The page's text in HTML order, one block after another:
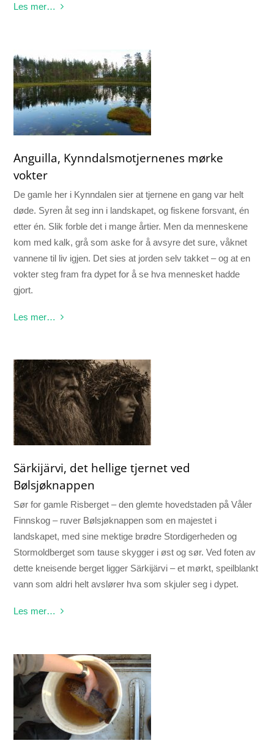
Les mer…
Anguilla, Kynndalsmotjernenes mørke
vokter
De gamle her i Kynndalen sier at tjernene en gang var helt
døde. Syren åt seg inn i landskapet, og fiskene forsvant, én
etter én. Slik forble det i mange årtier. Men da menneskene
kom med kalk, grå som aske for å avsyre det sure, våknet
vannene til liv igjen. Det sies at jorden selv takket – og at en
vokter steg fram fra dypet for å se hva mennesket hadde
gjort.
Les mer…
Särkijärvi, det hellige tjernet ved
Bølsjøknappen
Sør for gamle Risberget – den glemte hovedstaden på Våler
Finnskog – ruver Bølsjøknappen som en majestet i
landskapet, med sine mektige brødre Stordigerheden og
Stormoldberget som tause skygger i øst og sør. Ved foten av
dette kneisende berget ligger Särkijärvi – et mørkt, speilblankt
vann som aldri helt avslører hva som skjuler seg i dypet.
Les mer…